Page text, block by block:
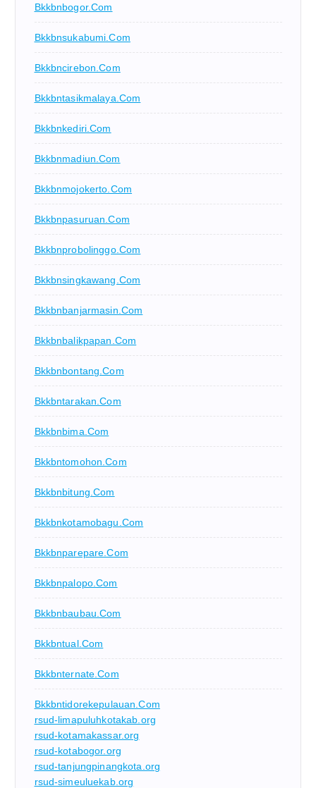
Bkkbnbogor.com
Bkkbnsukabumi.com
Bkkbncirebon.com
Bkkbntasikmalaya.com
Bkkbnkediri.com
Bkkbnmadiun.com
Bkkbnmojokerto.com
Bkkbnpasuruan.com
Bkkbnprobolinggo.com
Bkkbnsingkawang.com
Bkkbnbanjarmasin.com
Bkkbnbalikpapan.com
Bkkbnbontang.com
Bkkbntarakan.com
Bkkbnbima.com
Bkkbntomohon.com
Bkkbnbitung.com
Bkkbnkotamobagu.com
Bkkbnparepare.com
Bkkbnpalopo.com
Bkkbnbaubau.com
Bkkbntual.com
Bkkbnternate.com
Bkkbntidorekepulauan.com
rsud-limapuluhkotakab.org
rsud-kotamakassar.org
rsud-kotabogor.org
rsud-tanjungpinangkota.org
rsud-simeuluekab.org